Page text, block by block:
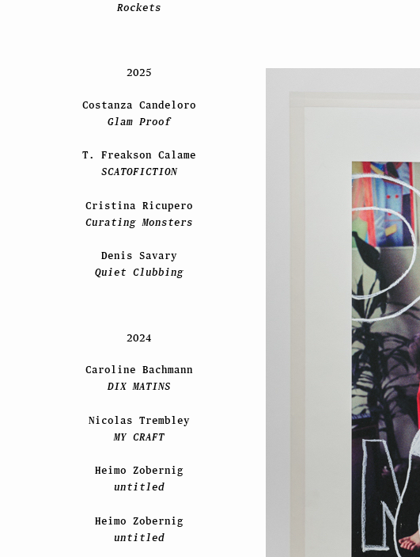
Rockets
2025
Costanza Candeloro
Glam Proof
T. Freakson Calame
SCATOFICTION
Cristina Ricupero
Curating Monsters
Denis Savary
Quiet Clubbing
2024
Caroline Bachmann
DIX MATINS
Nicolas Trembley
MY CRAFT
Heimo Zobernig
untitled
Heimo Zobernig
untitled